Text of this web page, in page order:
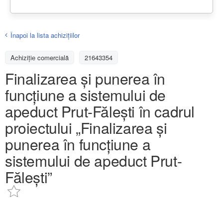
Înapoi la lista achiziţiilor
Achizițiе comercială 21643354
Finalizarea și punerea în
funcțiune a sistemului de
apeduct Prut-Fălești în cadrul
proiectului „Finalizarea și
punerea în funcțiune a
sistemului de apeduct Prut-
Fălești”